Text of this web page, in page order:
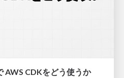
CDKをどう使うか